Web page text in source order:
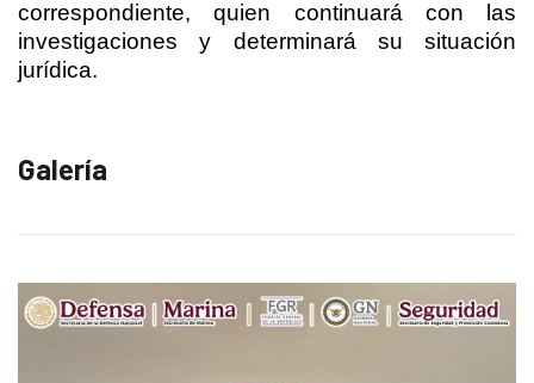
correspondiente, quien continuará con las
investigaciones y determinará su situación
jurídica.
Galería